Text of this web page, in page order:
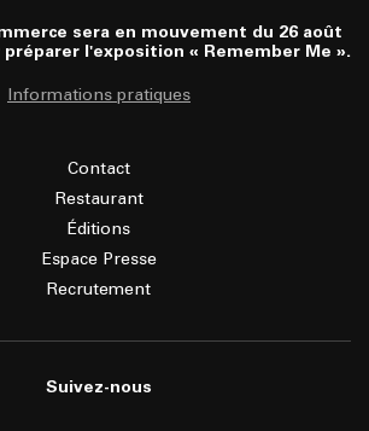
sera en mouvement du 26 août
l'exposition « Remember Me ».
Informations pratiques
Contact
Restaurant
Éditions
Espace Presse
Recrutement
Suivez-nous